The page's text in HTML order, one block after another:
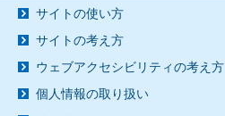
サイトの使い方
サイトの考え方
ウェブアクセシビリティの考え方
個人情報の取り扱い